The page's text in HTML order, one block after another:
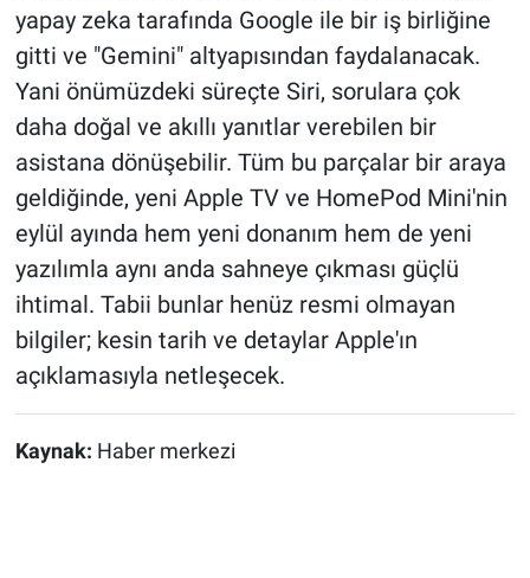
yapay zeka tarafında Google ile bir iş birliğine
gitti ve "Gemini" altyapısından faydalanacak.
Yani önümüzdeki süreçte Siri, sorulara çok
daha doğal ve akıllı yanıtlar verebilen bir
asistana dönüşebilir. Tüm bu parçalar bir araya
geldiğinde, yeni Apple TV ve HomePod Mini'nin
eylül ayında hem yeni donanım hem de yeni
yazılımla aynı anda sahneye çıkması güçlü
ihtimal. Tabii bunlar henüz resmi olmayan
bilgiler; kesin tarih ve detaylar Apple'ın
açıklamasıyla netleşecek.
Kaynak: Haber merkezi